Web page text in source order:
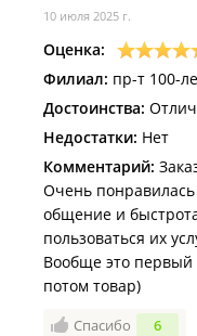
10 июля 2025 г.
Оценка:
Филиал: пр-т 100-
Достоинства:
Недостатки: Нет
Комментарий:
Очень
общение и
пользоваться их
Вообще это первый
потом товар)
Спасибо 6